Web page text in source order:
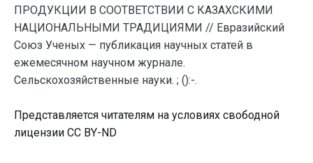
ПРОДУКЦИИ В СООТВЕТСТВИИ С КАЗАХСКИМИ
НАЦИОНАЛЬНЫМИ ТРАДИЦИЯМИ // Евразийский
Союз Ученых — публикация научных статей в
ежемесячном научном журнале.
Сельскохозяйственные науки. ; ():-.
Представляется читателям на условиях свободной
лицензии CC BY-ND